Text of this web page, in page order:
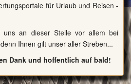
für Urlaub und Reisen -
uns an dieser Stelle vor allem bei
Ihnen gilt unser aller Streben...
Dank und hoffentlich auf bald!